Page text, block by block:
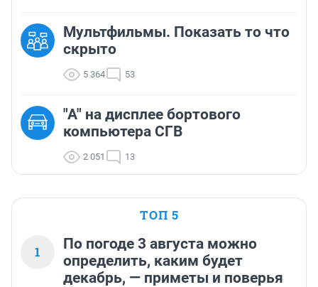
Мультфильмы. Показать то что
скрыто
5 364 53
"A" на дисплее бортового
компьютера СГВ
2 051 13
ТОП 5
1
По погоде 3 августа можно
определить, каким будет
декабрь, — приметы и поверья